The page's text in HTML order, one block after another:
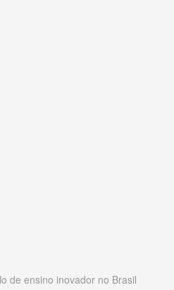
de ensino inovador no Brasil